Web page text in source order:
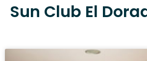
Sun Club El